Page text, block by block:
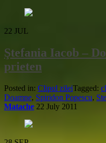
22 JUL
Ştefania Iacob –
prieten
Posted in: Clipul zileiTagged:
Doamne, Spiridon Popescu,
Matache 22 July 2011